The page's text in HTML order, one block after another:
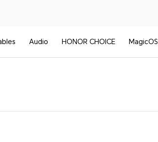
Audio HONOR CHOICE MagicOS